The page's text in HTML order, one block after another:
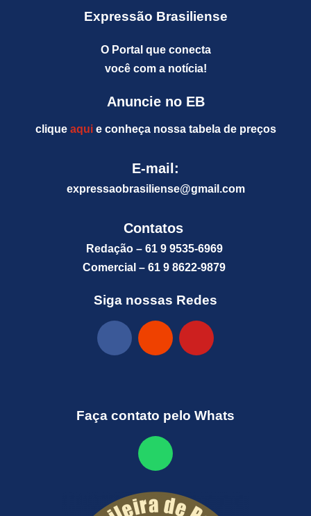
Expressão Brasiliense
O Portal que conecta
você com a notícia!
Anuncie no EB
clique aquie conheça nossa tabela de preços
E-mail:
expressaobrasiliense@gmail.com
Contatos
Redação – 61 9 9535-6969
Comercial – 61 9 8622-9879
Siga nossas Redes
Faça contato pelo Whats